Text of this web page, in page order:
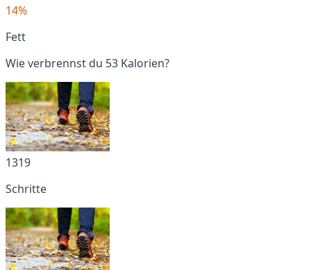
14%
Fett
Wie verbrennst du 53 Kalorien?
1319
Schritte